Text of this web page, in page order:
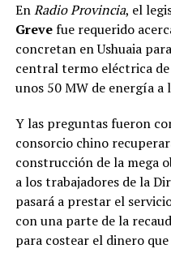
EnRadio Provincia, el
Grevefue requerido
concretan en Ushuaia
central termo eléctrica
unos 50 MW de energía a
Y las preguntas fueron
consorcio chino
construcción de la mega
a los trabajadores de la
pasará a prestar el
con una parte de la
para costear el dinero